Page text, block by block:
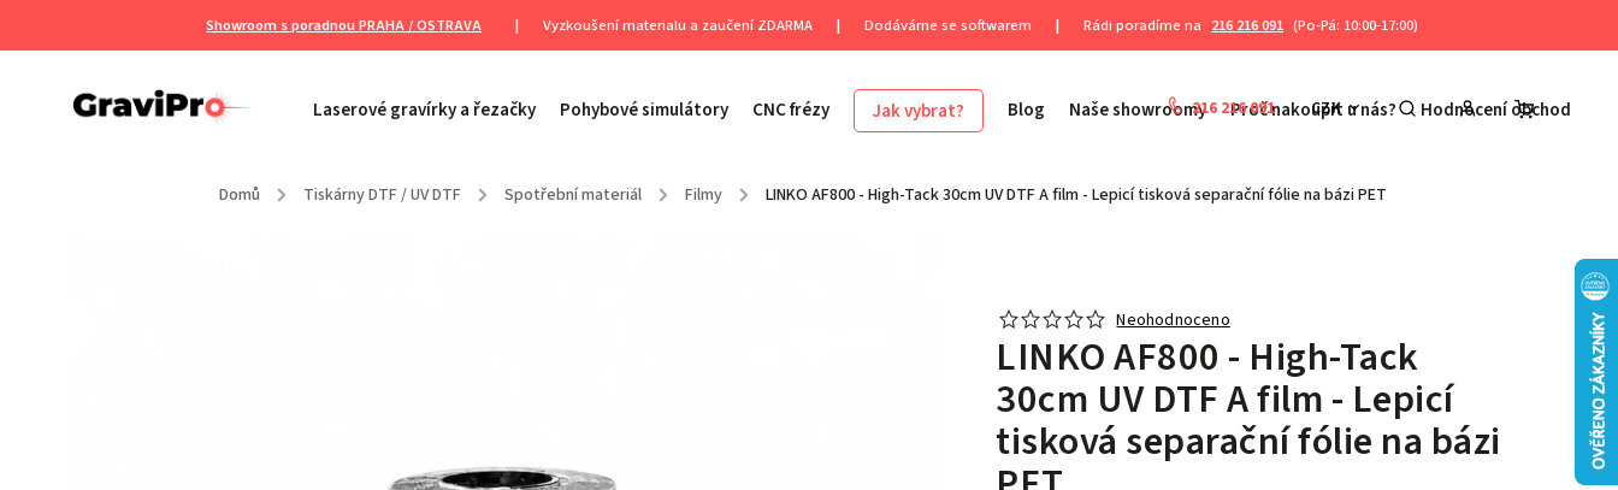
Showroom s poradnou PRAHA / OSTRAVA | Vyzkoušení materialu a zaučení ZDARMA | Dodáváme se softwarem | Rádi poradíme na 216 216 091 (Po-Pá: 10:00-17:00)
216 216 091 CZK
Laserové gravírky a řezačky Pohybové simulátory CNC frézy Jak vybrat? Blog Naše showroomy Proč nakoupit u nás? Hodnocení obchodu
Domů / Tiskárny DTF / UV DTF / Spotřební materiál / Filmy / LINKO AF800 - High-Tack 30cm UV DTF A film - Lepicí tisková separační fólie na bázi PET
LINKO AF800 - High-Tack
30cm UV DTF A film - Lepicí
tisková separační fólie na bázi
Neohodnoceno